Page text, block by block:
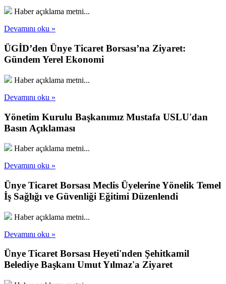
Haber açıklama metni...
Devamını oku »
ÜGİD’den Ünye Ticaret Borsası’na Ziyaret:
Gündem Yerel Ekonomi
Haber açıklama metni...
Devamını oku »
Yönetim Kurulu Başkanımız Mustafa USLU'dan
Basın Açıklaması
Haber açıklama metni...
Devamını oku »
Ünye Ticaret Borsası Meclis Üyelerine Yönelik Temel
İş Sağlığı ve Güvenliği Eğitimi Düzenlendi
Haber açıklama metni...
Devamını oku »
Ünye Ticaret Borsası Heyeti'nden Şehitkamil
Belediye Başkanı Umut Yılmaz'a Ziyaret